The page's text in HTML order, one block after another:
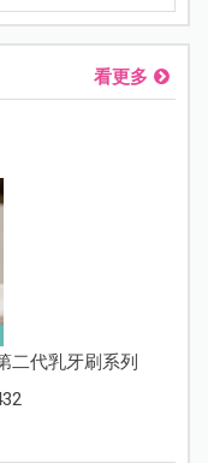
看更多
二代乳牙刷系列